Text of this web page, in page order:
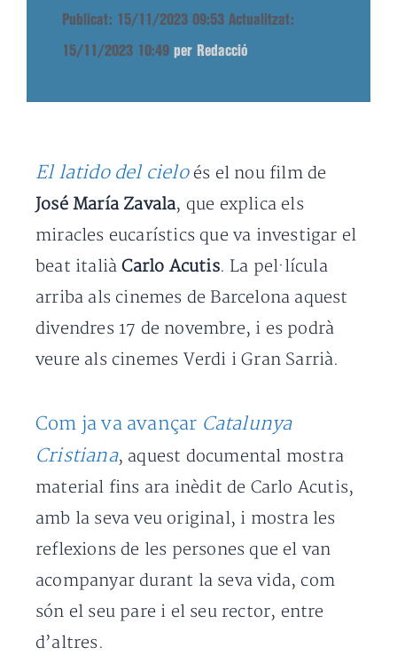
Publicat: 15/11/2023 09:53 Actualitzat:
15/11/2023 10:49 per Redacció
El latido del cielo és el nou film de
José María Zavala, que explica els
miracles eucarístics que va investigar el
beat italiàCarlo Acutis. La pel·lícula
arriba als cinemes de Barcelona aquest
divendres 17 de novembre, i es podrà
veure als cinemes Verdi i Gran Sarrià.
Com ja va avançar Catalunya
Cristiana, aquest documental mostra
material fins ara inèdit de Carlo Acutis,
amb la seva veu original, i mostra les
reflexions de les persones que el van
acompanyar durant la seva vida, com
són el seu pare i el seu rector, entre
d’altres.